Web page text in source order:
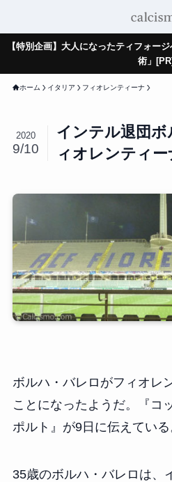
【特別企画】大人になったティフォー
術」[PR]
ホーム イタリア フィオレンティーナ
インテル退団
ィオレンティ
2020
9/10
ボルハ・バレロがフィオレ
ことになったようだ。『コ
ポルト』が9日に伝えている
35歳のボルハ・バレロは、